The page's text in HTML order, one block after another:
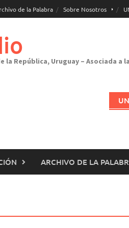
de la Palabra Sobre Nosotros
la República, Uruguay – Asociada
ARCHIVO DE LA